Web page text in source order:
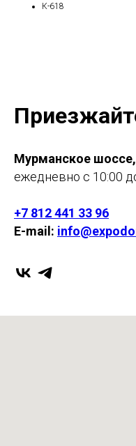
К-618
Мурманское
ежедневно с 10:00
+7 812 441 33 96
E-mail: